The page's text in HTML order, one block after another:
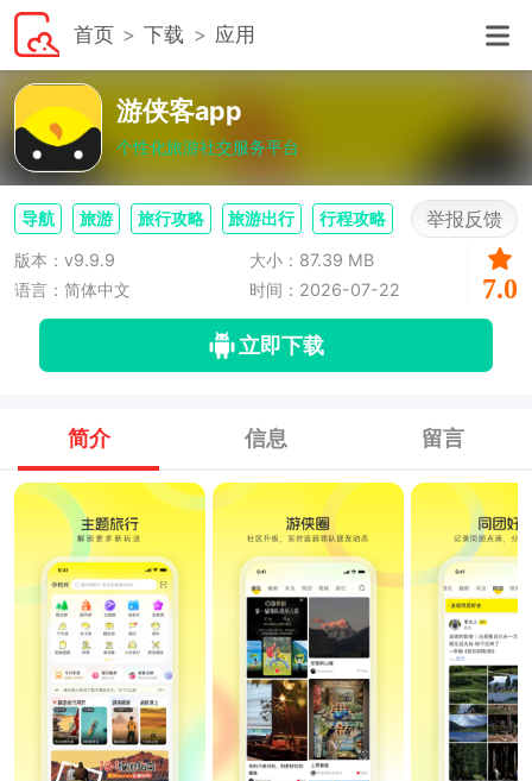
首页 下载 应用
游侠客app
个性化旅游社交服务平台
导航 旅游 旅行攻略 旅游出行 行程攻略 举报反馈
版本：v9.9.9
大小：87.39 MB
语言：简体中文
时间：2026-07-22 7.0
立即下载
简介 信息 留言